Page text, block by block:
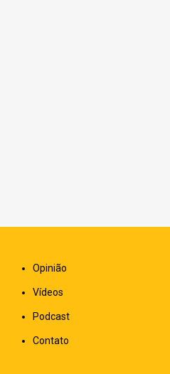
Opinião
Vídeos
Podcast
Contato